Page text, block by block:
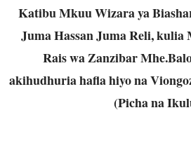
Katibu Mkuu Wizara ya
Juma Hassan Juma Reli,
Rais wa Zanzibar
akihudhuria hafla hiyo na
(Picha na